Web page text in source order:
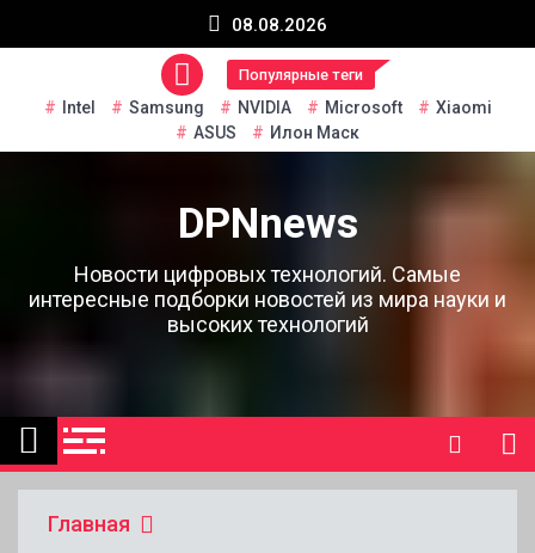
08.08.2026
Популярные теги
Intel Samsung NVIDIA Microsoft
Xiaomi
ASUS
Илон Маск
DPNnews
Новости цифровых технологий. Самые
интересные подборки новостей из мира науки и
высоких технологий
Главная